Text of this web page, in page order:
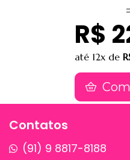
R$
até 12x de
Contatos
(91) 9 8817-8188